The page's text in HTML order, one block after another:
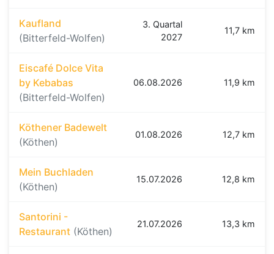
Kaufland
(Bitterfeld-Wolfen)
3. Quartal
2027
11,7 km
Eiscafé Dolce Vita
by Kebabas
(Bitterfeld-Wolfen)
06.08.2026 11,9 km
Köthener Badewelt
(Köthen)
01.08.2026 12,7 km
Mein Buchladen
(Köthen)
15.07.2026 12,8 km
Santorini -
Restaurant (Köthen)
21.07.2026 13,3 km